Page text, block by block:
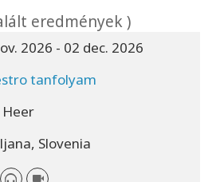
eredmények )
2026 - 02 dec. 2026
tanfolyam
Heer
Slovenia